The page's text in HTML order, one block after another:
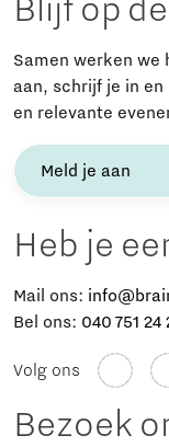
Blijf op
Samen werken we
aan, schrijf je in
en relevante
Meld je aan
Heb je
Mail ons:
Bel ons: 040 751 24
Volg ons
Bezoek